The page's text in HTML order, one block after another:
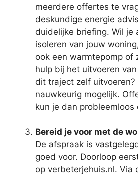
meerdere offertes te
deskundige energie
duidelijke briefing. Wil je
isoleren van jouw
ook een warmtepomp of
hulp bij het uitvoeren
dit traject zelf uitvoeren?
nauwkeurig mogelijk.
kun je dan probleemloos
Bereid je voor met de
De afspraak is
goed voor. Doorloop
op verbeterjehuis.nl. Via